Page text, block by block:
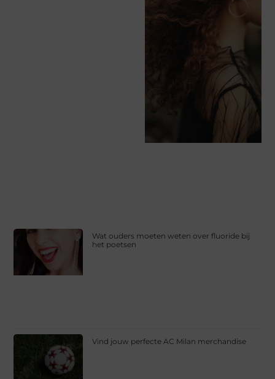
Wat ouders moeten weten over fluoride bij
het poetsen
Vind jouw perfecte AC Milan merchandise